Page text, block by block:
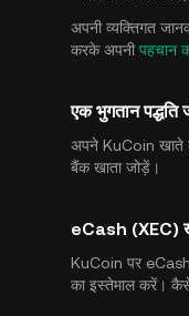
अपनी व्यक्तिगत
करके अपनीपहचान
एक भुगतान पद्धति
अपने KuCoin खाते
बैंक खाता जोड़ें।
eCash (XEC)
KuCoin पर eCash
का इस्तेमाल करें।